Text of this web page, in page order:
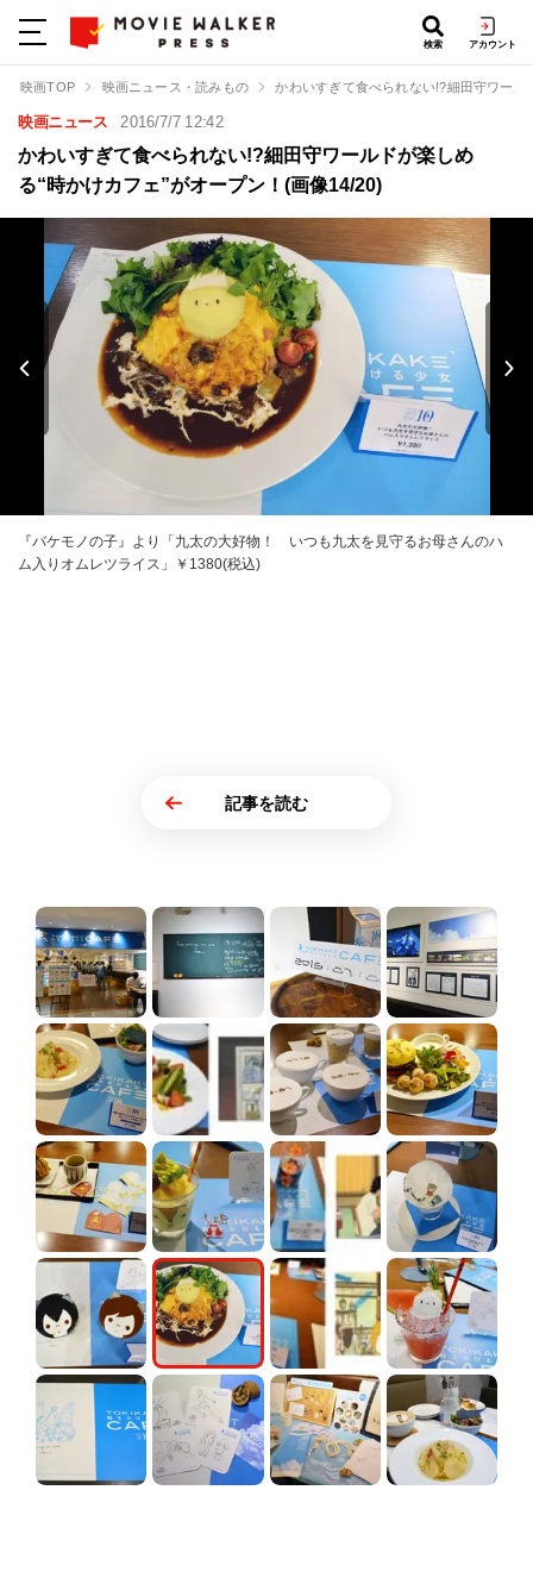
検索 アカウント
映画TOP 映画ニュース・読みもの かわいすぎて食べられない!?細田守ワール
映画ニュース 2016/7/7 12:42
かわいすぎて食べられない!?細田守ワールドが楽しめ
る“時かけカフェ”がオープン！(画像14/20)
『バケモノの子』より「九太の大好物！ いつも九太を見守るお母さんのハ
ム入りオムレツライス」￥1380(税込)
記事を読む